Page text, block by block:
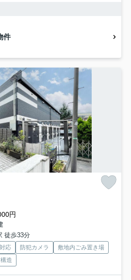
件
円
徒歩33分
応 防犯カメラ
敷地内ごみ置き場
造